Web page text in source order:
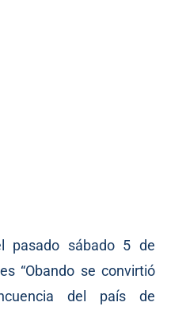
pasado sábado 5 de
“Obando se convirtió
del país de